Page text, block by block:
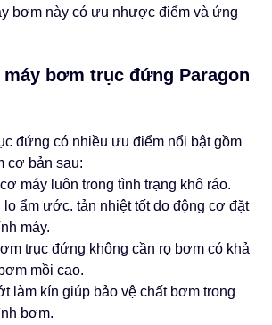
bơm này có ưu nhược điểm và ứng
bơm trục đứng Paragon
đứng có nhiều ưu điểm nổi bật gồm
cơ bản sau:
máy luôn trong tình trạng khô ráo.
lo ẩm ước. tản nhiệt tốt do động cơ đặt
máy.
trục đứng không cần rọ bơm có khả
mồi cao.
làm kín giúp bảo vệ chất bơm trong
bơm.